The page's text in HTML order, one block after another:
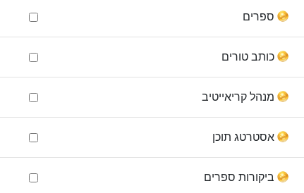
ספרים
כותב טורים
מנהל קריאייטיב
אסטרטג תוכן
ביקורות ספרים